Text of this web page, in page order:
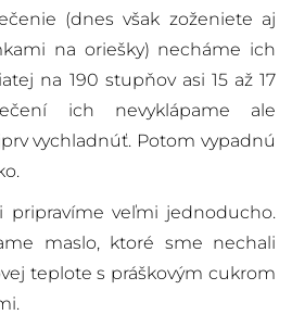
(dnes však zoženiete aj
na oriešky) necháme ich
na 190 stupňov asi 15 až 17
ich nevyklápame ale
vychladnúť. Potom vypadnú
pripravíme veľmi jednoducho.
maslo, ktoré sme nechali
teplote s práškovým cukrom